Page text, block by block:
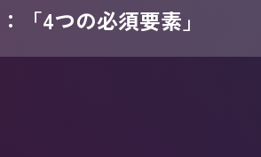
「4つの必須要素」